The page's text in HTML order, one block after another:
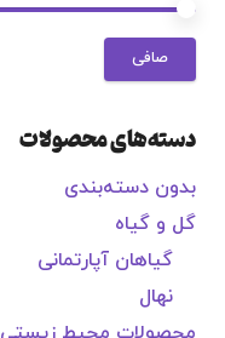
صافی
دسته‌های محصولات
بدون دسته‌بندی
گل و گیاه
گیاهان آپارتمانی
نهال
محصولات محیط زیستی